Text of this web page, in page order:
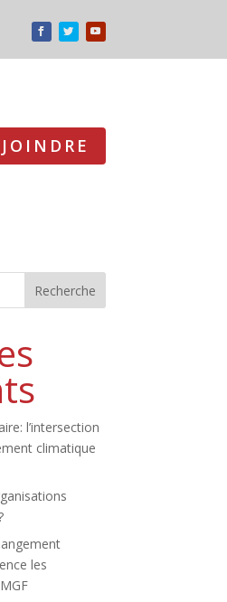
Recherche
l’intersection
climatique
les